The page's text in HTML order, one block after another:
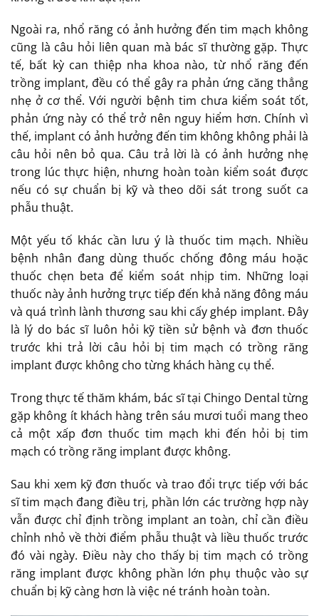
Ngoài ra, nhổ răng có ảnh hưởng đến tim mạch không
cũng là câu hỏi liên quan mà bác sĩ thường gặp. Thực
tế, bất kỳ can thiệp nha khoa nào, từ nhổ răng đến
trồng implant, đều có thể gây ra phản ứng căng thẳng
nhẹ ở cơ thể. Với người bệnh tim chưa kiểm soát tốt,
phản ứng này có thể trở nên nguy hiểm hơn. Chính vì
thế, implant có ảnh hưởng đến tim không không phải là
câu hỏi nên bỏ qua. Câu trả lời là có ảnh hưởng nhẹ
trong lúc thực hiện, nhưng hoàn toàn kiểm soát được
nếu có sự chuẩn bị kỹ và theo dõi sát trong suốt ca
phẫu thuật.
Một yếu tố khác cần lưu ý là thuốc tim mạch. Nhiều
bệnh nhân đang dùng thuốc chống đông máu hoặc
thuốc chẹn beta để kiểm soát nhịp tim. Những loại
thuốc này ảnh hưởng trực tiếp đến khả năng đông máu
và quá trình lành thương sau khi cấy ghép implant. Đây
là lý do bác sĩ luôn hỏi kỹ tiền sử bệnh và đơn thuốc
trước khi trả lời câu hỏi bị tim mạch có trồng răng
implant được không cho từng khách hàng cụ thể.
Trong thực tế thăm khám, bác sĩ tại Chingo Dental từng
gặp không ít khách hàng trên sáu mươi tuổi mang theo
cả một xấp đơn thuốc tim mạch khi đến hỏi bị tim
mạch có trồng răng implant được không.
Sau khi xem kỹ đơn thuốc và trao đổi trực tiếp với bác
sĩ tim mạch đang điều trị, phần lớn các trường hợp này
vẫn được chỉ định trồng implant an toàn, chỉ cần điều
chỉnh nhỏ về thời điểm phẫu thuật và liều thuốc trước
đó vài ngày. Điều này cho thấy bị tim mạch có trồng
răng implant được không phần lớn phụ thuộc vào sự
chuẩn bị kỹ càng hơn là việc né tránh hoàn toàn.